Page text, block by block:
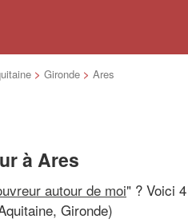
> Gironde > Ares
à Ares
autour de moi" ? Voici 4
Gironde)